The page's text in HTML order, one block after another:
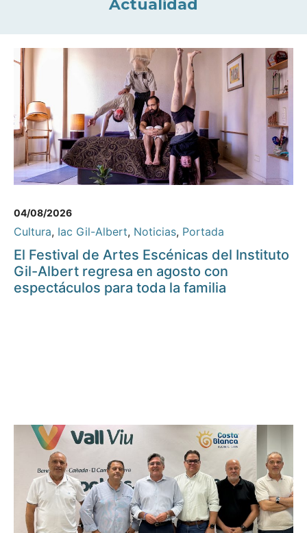
Actualidad
04/08/2026
Cultura, Iac Gil-Albert, Noticias, Portada
El Festival de Artes Escénicas del Instituto
Gil-Albert regresa en agosto con
espectáculos para toda la familia